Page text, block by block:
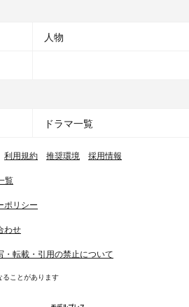
人物
ドラマ一覧
利用規約 推奨環境 採用情報
覧
ポリシー
わせ
転載・引用の禁止について
ることがあります